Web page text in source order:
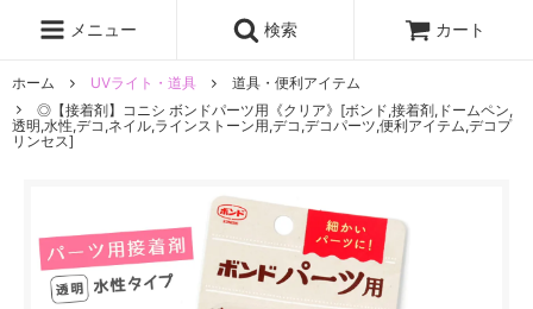
メニュー 検索 カート
ホーム UVライト・道具
道具・便利アイテム
◎【接着剤】コニシ ボンドパーツ用《クリア》[ボンド,接着剤,ドームペン,
透明,水性,デコ,ネイル,ラインストーン用,デコ,デコパーツ,便利アイテム,デコプ
リンセス]